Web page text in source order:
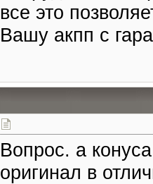
все это
Вашу акпп с
Вопрос. а
оригинал в